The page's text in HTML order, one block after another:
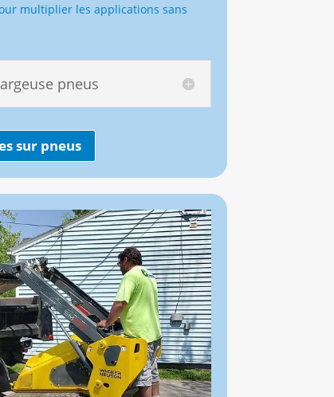
multiplier les applications sans
pneus
sur pneus